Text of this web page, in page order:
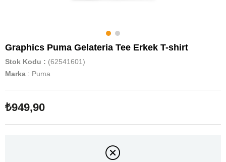
Graphics Puma Gelateria Tee Erkek T-shirt
Stok Kodu
(62541601)
Marka : Puma
₺949,90